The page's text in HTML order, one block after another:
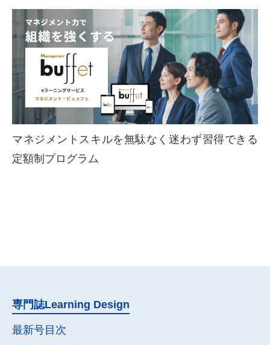
マネジメントスキルを無駄なく迷わず習得できる
定額制プログラム
専門誌Learning Design
最新号目次